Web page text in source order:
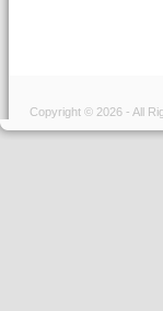
Copyright © 2026 - All